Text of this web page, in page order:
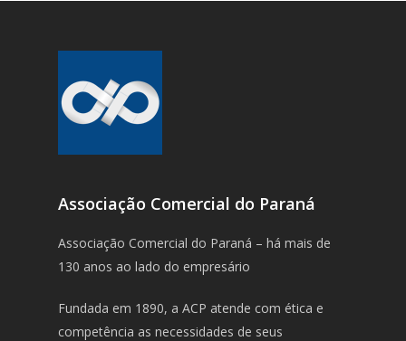
Associação Comercial do Paraná
Associação Comercial do Paraná – há mais de
130 anos ao lado do empresário
Fundada em 1890, a ACP atende com ética e
competência as necessidades de seus